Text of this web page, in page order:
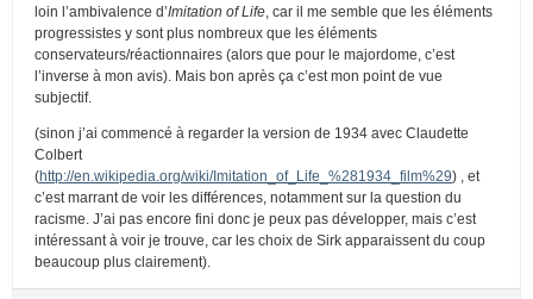
loin l’ambivalence d’Imitation of Life , car il me semble que les éléments
progressistes y sont plus nombreux que les éléments
conservateurs/réactionnaires (alors que pour le majordome, c’est
l’inverse à mon avis). Mais bon après ça c’est mon point de vue
subjectif.
(sinon j’ai commencé à regarder la version de 1934 avec Claudette
Colbert
(http://en.wikipedia.org/wiki/Imitation_of_Life_%281934_film%29) , et
c’est marrant de voir les différences, notamment sur la question du
racisme. J’ai pas encore fini donc je peux pas développer, mais c’est
intéressant à voir je trouve, car les choix de Sirk apparaissent du coup
beaucoup plus clairement).